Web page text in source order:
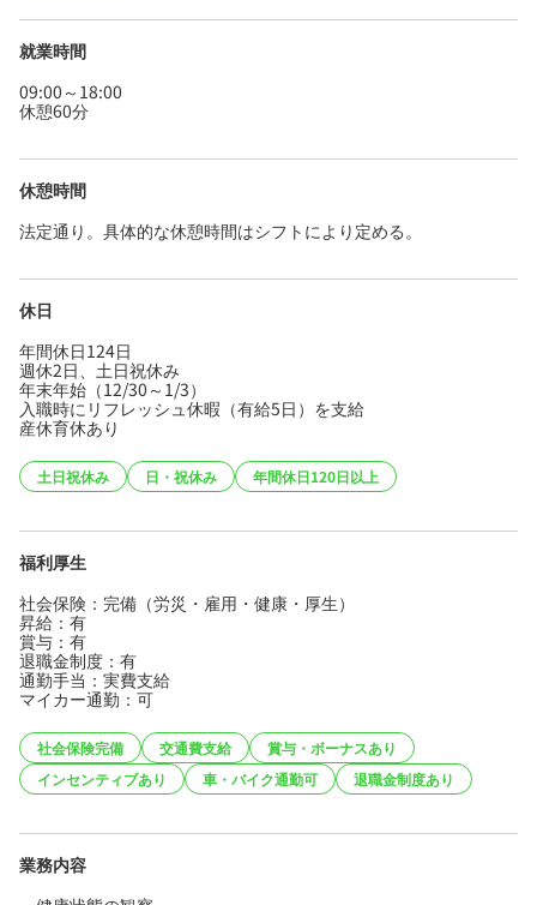
就業時間
09:00～18:00
休憩60分
休憩時間
法定通り。具体的な休憩時間はシフトにより定める。
休日
年間休日124日
週休2日、土日祝休み
年末年始（12/30～1/3）
入職時にリフレッシュ休暇（有給5日）を支給
産休育休あり
土日祝休み 日・祝休み 年間休日120日以上
福利厚生
社会保険：完備（労災・雇用・健康・厚生）
昇給：有
賞与：有
退職金制度：有
通勤手当：実費支給
マイカー通勤：可
社会保険完備 交通費支給
賞与・ボーナスあり
インセンティブあり
車・バイク通勤可 退職金制度あり
業務内容